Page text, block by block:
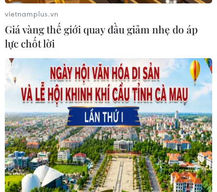
vietnamplus.vn
Giá vàng thế giới quay đầu giảm nhẹ do áp
lực chốt lời